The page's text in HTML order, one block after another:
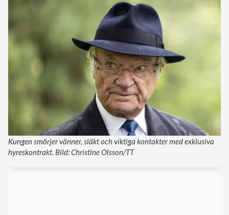
Kungen smörjer vänner, släkt och viktiga kontakter med exklusiva
hyreskontrakt. Bild: Christine Olsson/TT